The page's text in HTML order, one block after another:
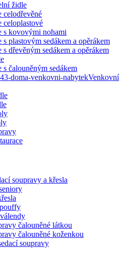
židle
celodřevěné
celoplastové
s kovovými nohami
s plastovým sedákem a opěrákem
s dřevěným sedákem a opěrákem
s čalouněným sedákem
Venkovní
soupravy a křesla
čalouněné látkou
čalouněné koženkou
soupravy